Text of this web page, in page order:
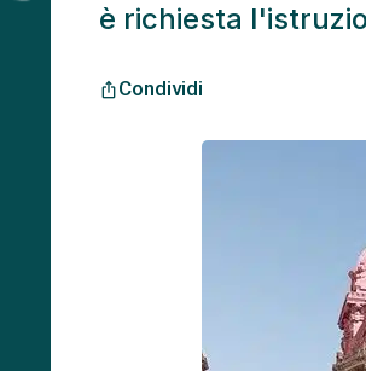
è richiesta
ios_shareCondividi